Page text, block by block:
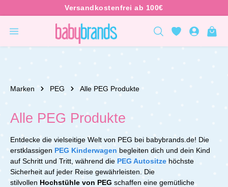
Marken PEG Alle PEG Produkte
Alle PEG Produkte
Entdecke die vielseitige Welt von PEG bei babybrands.de! Die
erstklassigen PEG Kinderwagen begleiten dich und dein Kind
auf Schritt und Tritt, während die PEG Autositze höchste
Sicherheit auf jeder Reise gewährleisten. Die
stilvollen Hochstühle von PEG schaffen eine gemütliche